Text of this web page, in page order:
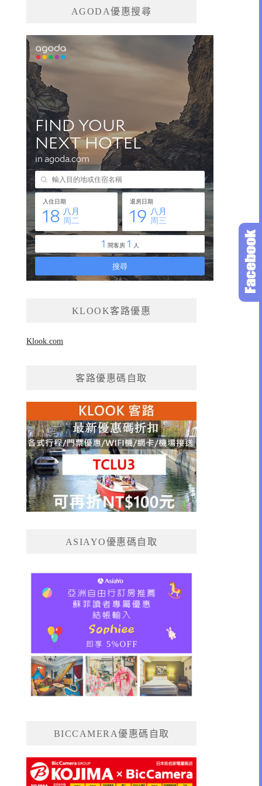
AGODA優惠搜尋
KLOOK客路優惠
Klook.com
客路優惠碼自取
ASIAYO優惠碼自取
BICCAMERA優惠碼自取